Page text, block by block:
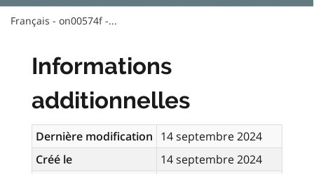
Français - on00574f -...
Informations
additionnelles
Dernière modification 14 septembre 2024
Créé le
14 septembre 2024